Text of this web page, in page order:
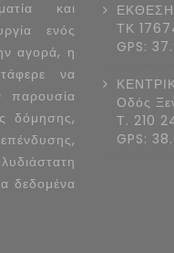
και
ενός
αγορά, η
να
παρουσία
δόμησης,
δεδομένα
ΕΚΘΕΣΗ
ΤΚ
GPS:
Οδός
Τ. 210
GPS: